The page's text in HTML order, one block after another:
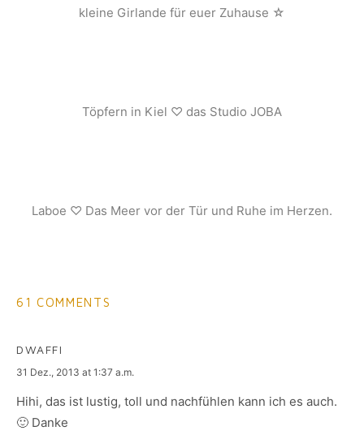
kleine Girlande für euer Zuhause ☆
Töpfern in Kiel ♡ das Studio JOBA
Laboe ♡ Das Meer vor der Tür und Ruhe im Herzen.
61 COMMENTS
DWAFFI
says:
31 Dez., 2013 at 1:37 a.m.
Hihi, das ist lustig, toll und nachfühlen kann ich es auch.
🙂 Danke